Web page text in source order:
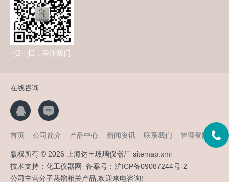
扫一扫，关注我们
在线咨询
首页 公司简介 产品中心 新闻资讯 联系我们 管理登陆
版权所有 © 2026 上海达丰玻璃仪器厂 sitemap.xml
技术支持： 化工仪器网 备案号： 沪ICP备09087244号-2
公司主营分子蒸馏相关产品,欢迎来电咨询!